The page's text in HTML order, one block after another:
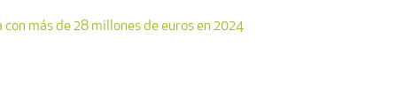
más de 28 millones de euros en 2024